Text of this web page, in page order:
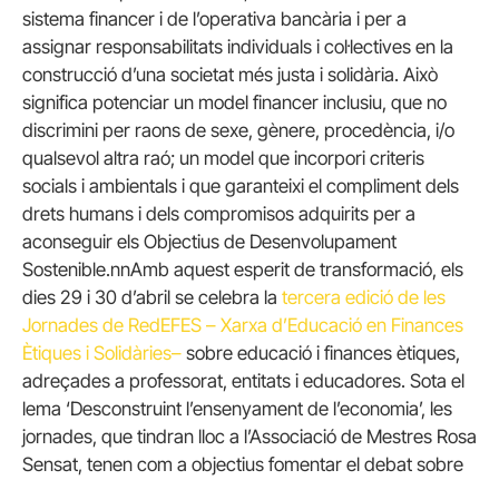
sistema financer i de l’operativa bancària i per a
assignar responsabilitats individuals i col·lectives en la
construcció d’una societat més justa i solidària. Això
significa potenciar un model financer inclusiu, que no
discrimini per raons de sexe, gènere, procedència, i/o
qualsevol altra raó; un model que incorpori criteris
socials i ambientals i que garanteixi el compliment dels
drets humans i dels compromisos adquirits per a
aconseguir els Objectius de Desenvolupament
Sostenible.nnAmb aquest esperit de transformació, els
dies 29 i 30 d’abril se celebra la tercera edició de les
Jornades de RedEFES – Xarxa d’Educació en Finances
Ètiques i Solidàries– sobre educació i finances ètiques,
adreçades a professorat, entitats i educadores. Sota el
lema ‘Desconstruint l’ensenyament de l’economia’, les
jornades, que tindran lloc a l’Associació de Mestres Rosa
Sensat, tenen com a objectius fomentar el debat sobre